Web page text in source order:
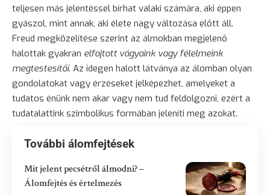
teljesen más jelentéssel bírhat valaki számára, aki éppen
gyászol, mint annak, aki élete nagy változása előtt áll.
Freud megközelítése szerint az álmokban megjelenő
halottak gyakran elfojtott vágyaink vagy félelmeink
megtestesítői. Az idegen halott látványa az álomban olyan
gondolatokat vagy érzéseket jelképezhet, amelyeket a
tudatos énünk nem akar vagy nem tud feldolgozni, ezért a
tudatalattink szimbolikus formában jeleníti meg azokat.
További álomfejtések
Mit jelent pecsétről álmodni? –
Álomfejtés és értelmezés